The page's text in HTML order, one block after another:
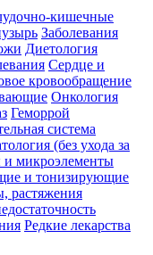
кишечные
Заболевания
Диетология
Сердце и
кровообращение
Онкология
Геморрой
система
(без ухода за
микроэлементы
и тонизирующие
растяжения
Редкие лекарства